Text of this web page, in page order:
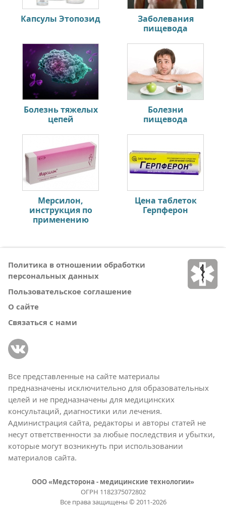
Капсулы Этопозид
Заболевания
пищевода
Болезнь тяжелых
цепей
Болезни
пищевода
Мерсилон,
инструкция по
применению
Цена таблеток
Герпферон
Политика в отношении обработки
персональных данных
Пользовательское соглашение
О сайте
Связаться с нами
Все представленные на сайте материалы
предназначены исключительно для образовательных
целей и не предназначены для медицинских
консультаций, диагностики или лечения.
Администрация сайта, редакторы и авторы статей не
несут ответственности за любые последствия и убытки,
которые могут возникнуть при использовании
материалов сайта.
ООО «Медсторона - медицинские технологии»
ОГРН 1182375072802
Все права защищены © 2011-2026